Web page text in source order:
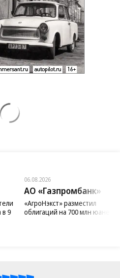
в 9
06.08.2026
АО «Газпромбанк»
«АгроНэкст» разместил
облигаций на 700 млн юаней